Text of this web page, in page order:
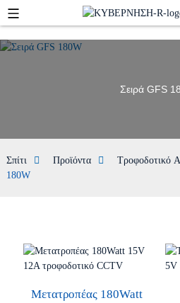
Σειρά GFS
Σπίτι Προϊόντα Τροφοδοτικό
180W
Μετατροπέας 180Watt